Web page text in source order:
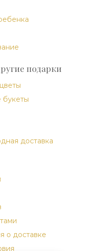
подарки
доставка
о доставке